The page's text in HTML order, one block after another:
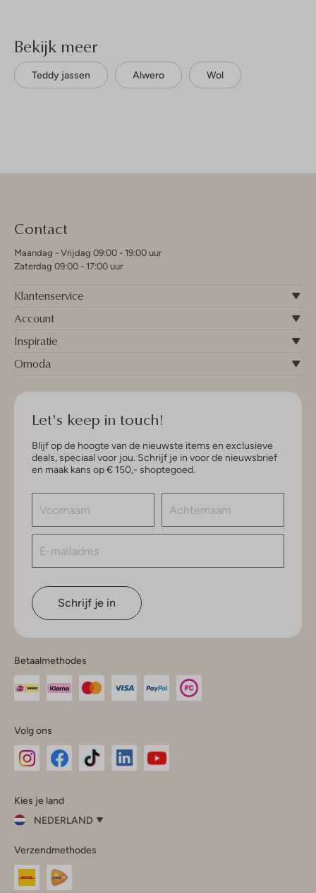
Bekijk meer
Teddy jassen Alwero Wol
Contact
Maandag - Vrijdag 09:00 - 19:00 uur
Zaterdag 09:00 - 17:00 uur
Klantenservice
Account
Inspiratie
Omoda
Let's keep in touch!
Blijf op de hoogte van de nieuwste items en exclusieve
deals, speciaal voor jou. Schrijf je in voor de nieuwsbrief
en maak kans op € 150,- shoptegoed.
Schrijf je in
Betaalmethodes
Volg ons
InstagramFacebook
Kies je land
NEDERLAND
je
land
Nederland
Verzendmethodes